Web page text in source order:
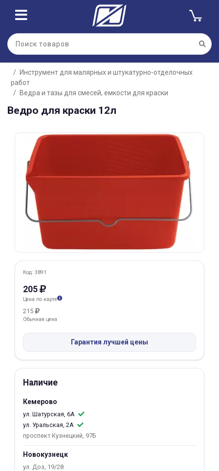
Инструмент для малярных и штукатурно-отделочных
работ
Ведра и тазы для смесей, емкости для краски
Ведро для краски 12л
Код: 3891
205
Цена по карте
215
Обычная цена
Гарантия лучшей цены
Наличие
Кемерово
ул. Шатурская, 6А
ул. Уральская, 2А
проспект Кузнецкий, 97Б
Новокузнецк
ул. Доз, 19/28
Для клиентов всех банков
Разбейте
оплатуна части
без переплат
График платежей
Сегодня
%
Добавляйте товары
в корзину
25% картой любого банка
Получайте товар
выбранный способом
Оставшиеся75% будут
Подробнее
об оплате Плайтом